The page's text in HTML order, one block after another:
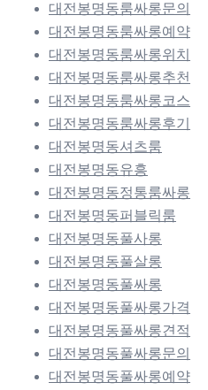
대전봉명동룸싸롱문의
대전봉명동룸싸롱예약
대전봉명동룸싸롱위치
대전봉명동룸싸롱추천
대전봉명동룸싸롱코스
대전봉명동룸싸롱후기
대전봉명동셔츠룸
대전봉명동유흥
대전봉명동정통룸싸롱
대전봉명동퍼블릭룸
대전봉명동풀사롱
대전봉명동풀살롱
대전봉명동풀싸롱
대전봉명동풀싸롱가격
대전봉명동풀싸롱견적
대전봉명동풀싸롱문의
대전봉명동풀싸롱예약